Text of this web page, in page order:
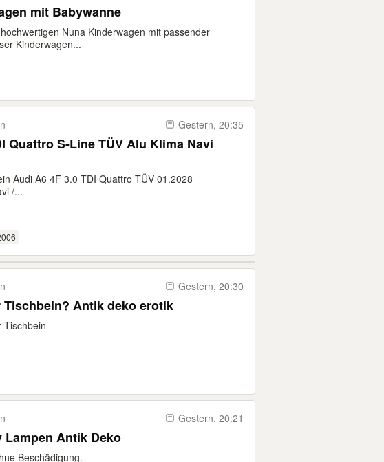
mit Babywanne
Nuna Kinderwagen mit passender
Kinderwagen...
Gestern, 20:35
Quattro S-Line TÜV Alu Klima Navi
Audi A6 4F 3.0 TDI Quattro TÜV 01.2028
/...
Gestern, 20:30
Tischbein? Antik deko erotik
Tischbein
Gestern, 20:21
Lampen Antik Deko
Beschädigung.